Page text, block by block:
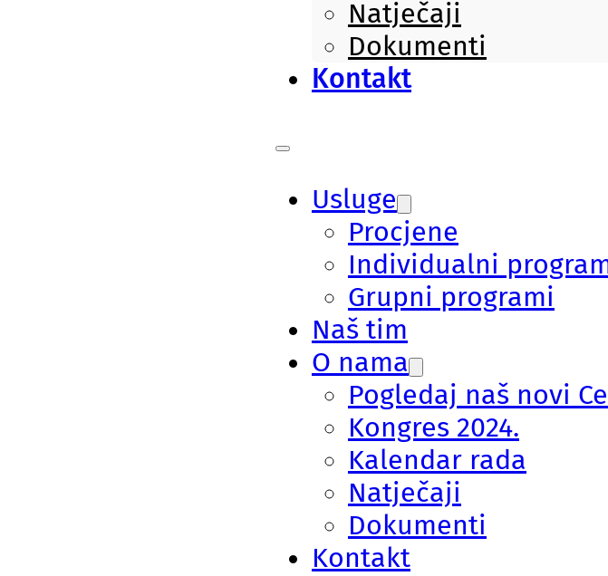
Natječaji
Dokumenti
Kontakt
Usluge
Procjene
Individualni
Grupni programi
Naš tim
O nama
Pogledaj naš novi
Kongres 2024.
Kalendar rada
Natječaji
Dokumenti
Kontakt